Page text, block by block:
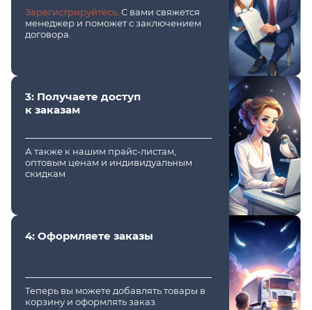
Зарегистрируйтесь . С вами свяжется
менеджер и поможет с заключением
договора.
3: Получаете доступ
к заказам
А также к нашим прайс-листам,
оптовым ценам и индивидуальным
скидкам
4: Оформляете заказы
Теперь вы можете добавлять товары в
корзину и оформлять заказ.